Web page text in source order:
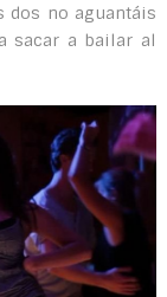
dos no aguantáis
sacar a bailar al